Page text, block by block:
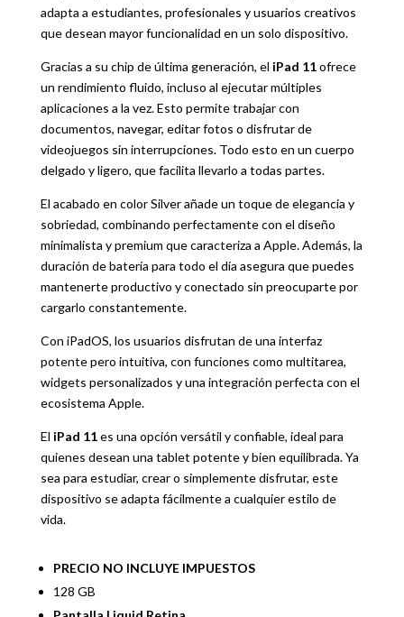
adapta a estudiantes, profesionales y usuarios creativos
que desean mayor funcionalidad en un solo dispositivo.
Gracias a su chip de última generación, el iPad 11ofrece
un rendimiento fluido, incluso al ejecutar múltiples
aplicaciones a la vez. Esto permite trabajar con
documentos, navegar, editar fotos o disfrutar de
videojuegos sin interrupciones. Todo esto en un cuerpo
delgado y ligero, que facilita llevarlo a todas partes.
El acabado en color Silver añade un toque de elegancia y
sobriedad, combinando perfectamente con el diseño
minimalista y premium que caracteriza a Apple. Además, la
duración de batería para todo el día asegura que puedes
mantenerte productivo y conectado sin preocuparte por
cargarlo constantemente.
Con iPadOS, los usuarios disfrutan de una interfaz
potente pero intuitiva, con funciones como multitarea,
widgets personalizados y una integración perfecta con el
ecosistema Apple.
El iPad 11es una opción versátil y confiable, ideal para
quienes desean una tablet potente y bien equilibrada. Ya
sea para estudiar, crear o simplemente disfrutar, este
dispositivo se adapta fácilmente a cualquier estilo de
vida.
PRECIO NO INCLUYE IMPUESTOS
128 GB